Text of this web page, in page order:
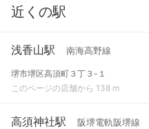
近くの駅
浅香山駅 南海高野線
堺市堺区高須町３丁３-１
このページの店舗から 138 m
高須神社駅 阪堺電軌阪堺線